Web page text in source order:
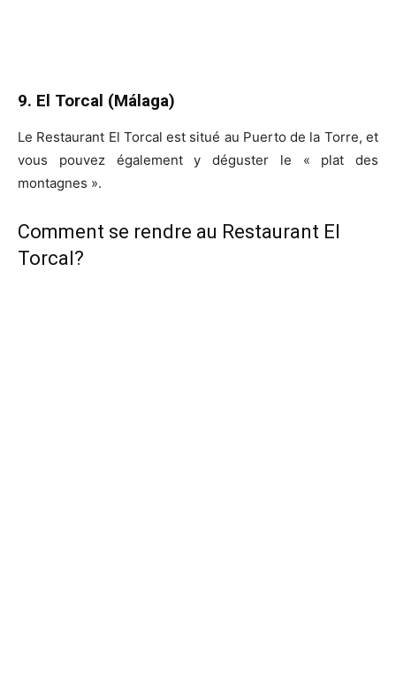
9. El Torcal (Málaga)
Le Restaurant El Torcal est situé au Puerto de la Torre, et
vous pouvez également y déguster le « plat des
montagnes ».
Comment se rendre au Restaurant El
Torcal?